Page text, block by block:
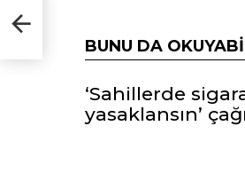
BUNU DA
‘Sahillerde
yasaklansın’